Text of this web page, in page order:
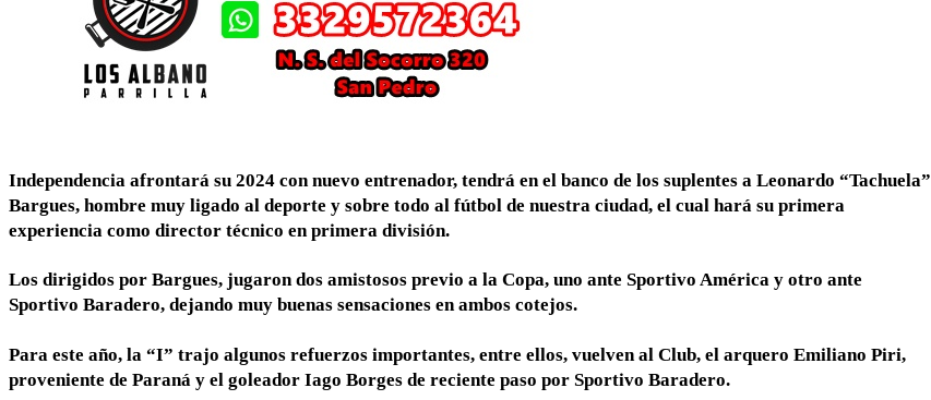
Independencia afrontará su 2024 con nuevo entrenador, tendrá en el banco de los suplentes a Leonardo “Tachuela”
Bargues, hombre muy ligado al deporte y sobre todo al fútbol de nuestra ciudad, el cual hará su primera
experiencia como director técnico en primera división.
Los dirigidos por Bargues, jugaron dos amistosos previo a la Copa, uno ante Sportivo América y otro ante
Sportivo Baradero, dejando muy buenas sensaciones en ambos cotejos.
Para este año, la “I” trajo algunos refuerzos importantes, entre ellos, vuelven al Club, el arquero Emiliano Piri,
proveniente de Paraná y el goleador Iago Borges de reciente paso por Sportivo Baradero.